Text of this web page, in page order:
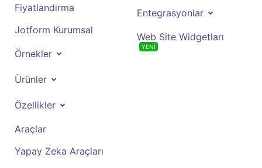
Fiyatlandırma
Jotform Kurumsal
Örnekler
Ürünler
Özellikler
Araçlar
Yapay Zeka Araçları
Entegrasyonlar
Web Site Widgetları
YENİ